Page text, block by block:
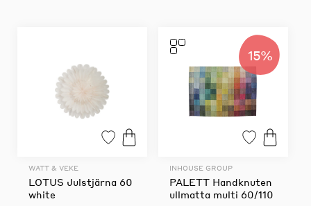
WATT & VEKE
LOTUS Julstjärna 60
white
15%
INHOUSE GROUP
PALETT Handknuten
ullmatta multi 60/110